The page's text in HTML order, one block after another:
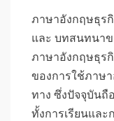
ภาษาอังกฤษธุร
และ บทสนทนาข
ภาษาอังกฤษธุร
ของการใช้ภาษ
ทาง ซึ่งปัจจุบันถื
ทั้งการเรียนแล